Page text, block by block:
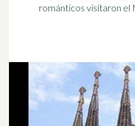
románticos visitaron el